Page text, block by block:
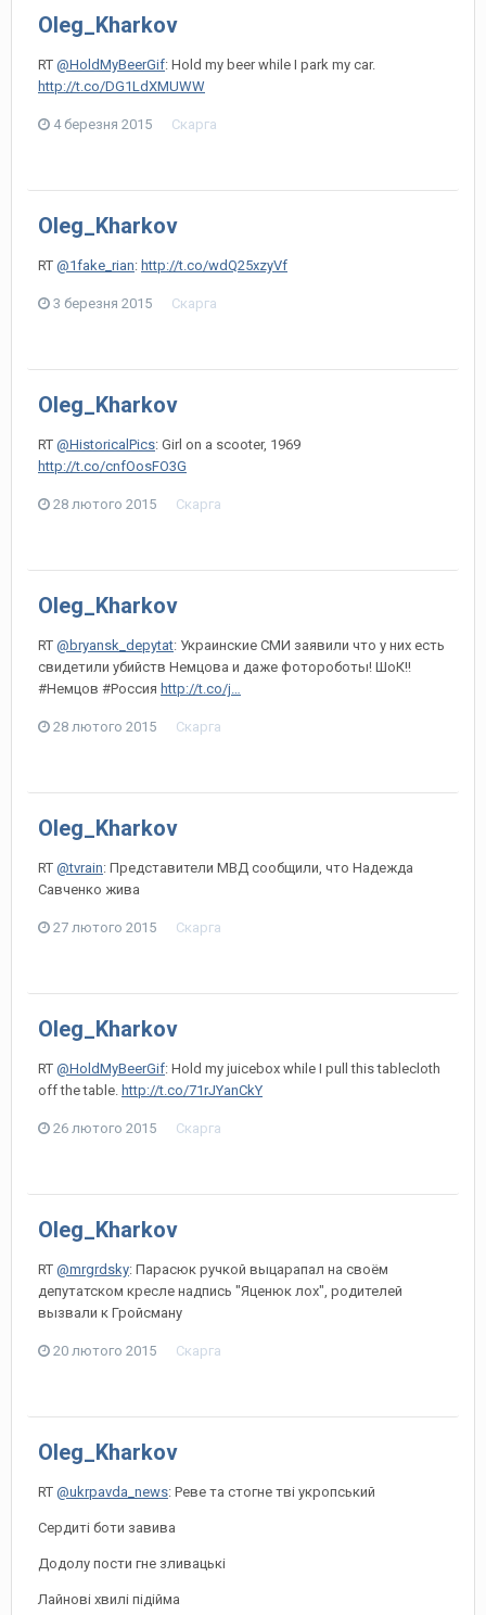
Oleg_Kharkov
RT @HoldMyBeerGif: Hold my beer while I park my car.
http://t.co/DG1LdXMUWW
4 березня 2015 Скарга
Oleg_Kharkov
RT @1fake_rian: http://t.co/wdQ25xzyVf
3 березня 2015 Скарга
Oleg_Kharkov
RT @HistoricalPics: Girl on a scooter, 1969
http://t.co/cnfOosFO3G
28 лютого 2015 Скарга
Oleg_Kharkov
RT @bryansk_depytat: Украинские СМИ заявили что у них есть
свидетили убийств Немцова и даже фотороботы! ШоК!!
#Немцов #Россия http://t.co/j…
28 лютого 2015 Скарга
Oleg_Kharkov
RT @tvrain: Представители МВД сообщили, что Надежда
Савченко жива
27 лютого 2015 Скарга
Oleg_Kharkov
RT @HoldMyBeerGif: Hold my juicebox while I pull this tablecloth
off the table. http://t.co/71rJYanCkY
26 лютого 2015 Скарга
Oleg_Kharkov
RT @mrgrdsky: Парасюк ручкой выцарапал на своём
депутатском кресле надпись "Яценюк лох", родителей
вызвали к Гройсману
20 лютого 2015 Скарга
Oleg_Kharkov
RT @ukrpavda_news: Реве та стогне тві укропський
Сердиті боти завива
Додолу пости гне зливацькі
Лайнові хвилі підійма